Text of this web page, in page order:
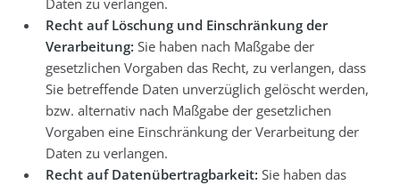
Recht auf Löschung und Einschränkung der
Verarbeitung: Sie haben nach Maßgabe der
gesetzlichen Vorgaben das Recht, zu verlangen, dass
Sie betreffende Daten unverzüglich gelöscht werden,
bzw. alternativ nach Maßgabe der gesetzlichen
Vorgaben eine Einschränkung der Verarbeitung der
Daten zu verlangen.
Recht auf Datenübertragbarkeit: Sie haben das